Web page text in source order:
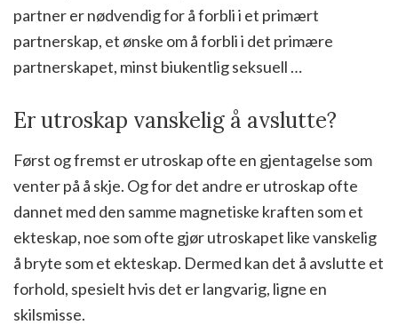
partner er nødvendig for å forbli i et primært
partnerskap, et ønske om å forbli i det primære
partnerskapet, minst biukentlig seksuell …
Er utroskap vanskelig å avslutte?
Først og fremst er utroskap ofte en gjentagelse som
venter på å skje. Og for det andre er utroskap ofte
dannet med den samme magnetiske kraften som et
ekteskap, noe som ofte gjør utroskapet like vanskelig
å bryte som et ekteskap. Dermed kan det å avslutte et
forhold, spesielt hvis det er langvarig, ligne en
skilsmisse.